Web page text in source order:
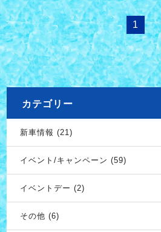
1
カテゴリー
新車情報 (21)
イベント/キャンペーン (59)
イベントデー (2)
その他 (6)